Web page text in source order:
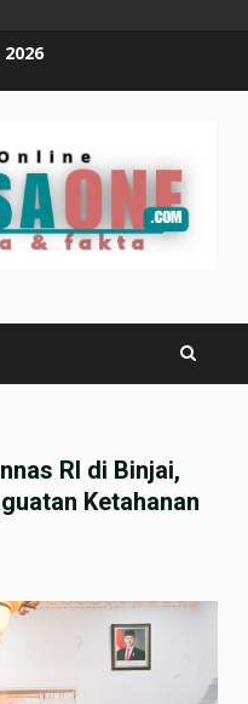
RI di Binjai,
Ketahanan